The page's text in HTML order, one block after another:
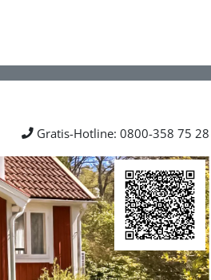
Gratis-Hotline: 0800-358 75 28